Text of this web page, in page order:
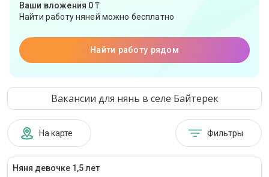
Ваши вложения 0 ₸
Найти работу няней можно бесплатно
Найти работу рядом
Вакансии для нянь в селе Байтерек
На карте Фильтры
Няня девочке 1,5 лет